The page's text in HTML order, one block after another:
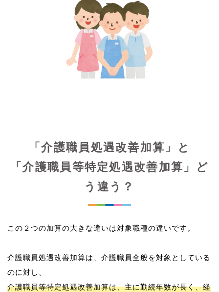
「介護職員処遇改善加算」と
「介護職員等特定処遇改善加算」ど
う違う？
この２つの加算の大きな違いは対象職種の違いです。
介護職員処遇改善加算は、介護職員全般を対象としている
介護職員等特定処遇改善加算は、主に勤続年数が長く、経